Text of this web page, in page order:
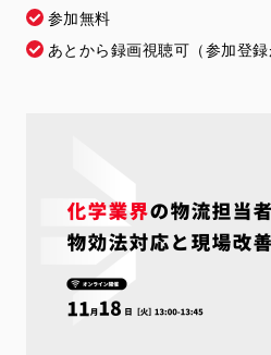
参加無料
あとから録画視聴可（参加登録